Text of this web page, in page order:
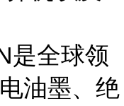
是全球领
油墨、绝